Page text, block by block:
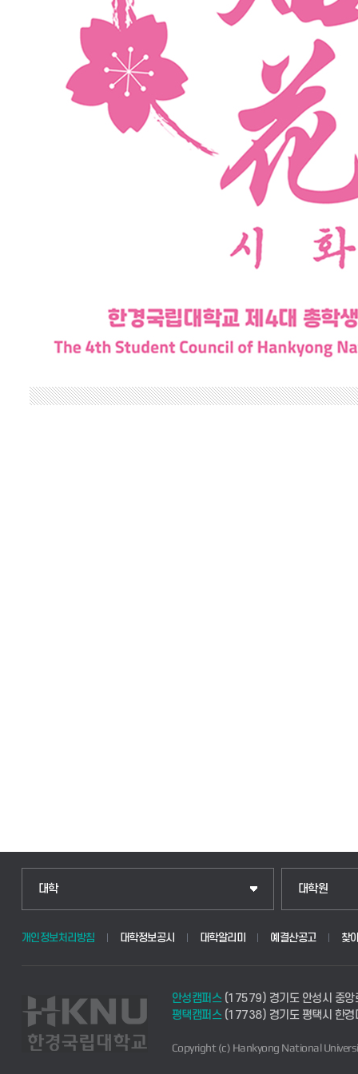
대학
인문융합공공인재학부
법경영학부
식물자원조경학부
동물생명융합학부
대학원
일반대학원
산업대학원
경영대학원
교육대학원
개인정보처리방침 대학정보공시 대학알리미 예결산공고 찾
안성캠퍼스(17579) 경기도 안성시 중
평택캠퍼스(17738) 경기도 평택시 한
Copyright (c) Hankyong National